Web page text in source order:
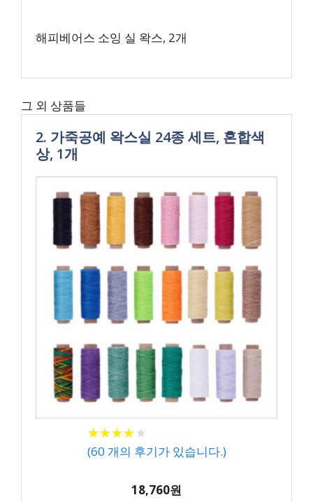
해피베어스 소잉 실 왁스, 2개
그 외 상품들
2. 가죽공예 왁스실 24종 세트, 혼합색
상, 1개
★★★★★
★★★★★
(60 개의 후기가 있습니다.)
18,760원